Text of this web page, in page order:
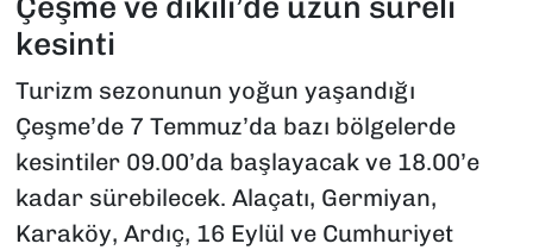
kesinti
Turizm sezonunun yoğun yaşandığı
Çeşme’de 7 Temmuz’da bazı bölgelerde
kesintiler 09.00’da başlayacak ve 18.00’e
kadar sürebilecek. Alaçatı, Germiyan,
Karaköy, Ardıç, 16 Eylül ve Cumhuriyet